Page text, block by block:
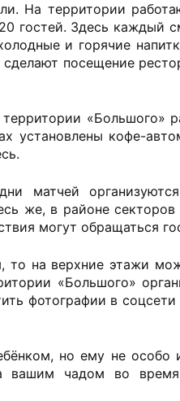
На территории
гостей. Здесь каждый
и горячие
посещение
«Большого»
установлены кофе-
матчей
же, в районе
могут обращаться
на верхние этажи
«Большого»
фотографии в
но ему не особо
вашим чадом во